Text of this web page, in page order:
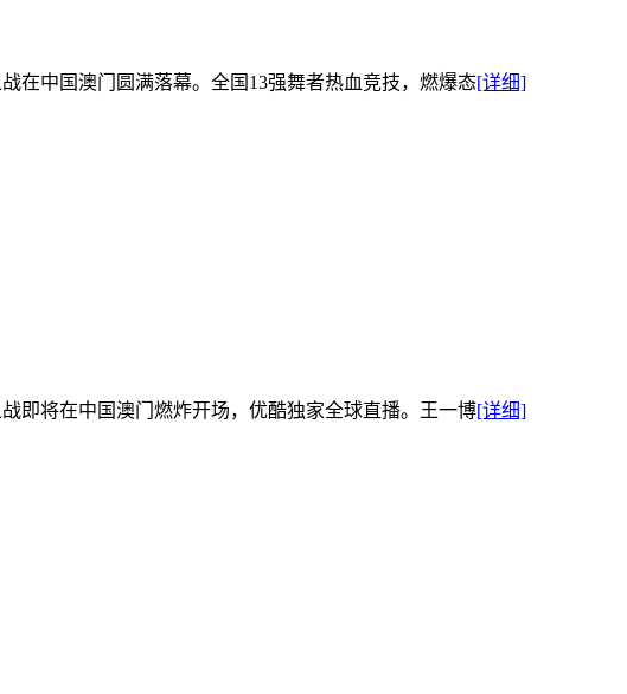
在中国澳门圆满落幕。全国13强舞者热血竞技，燃爆态[详细]
即将在中国澳门燃炸开场，优酷独家全球直播。王一博[详细]